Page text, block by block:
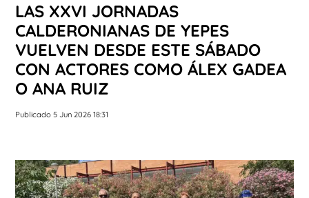
LAS XXVI JORNADAS
CALDERONIANAS DE YEPES
VUELVEN DESDE ESTE SÁBADO
CON ACTORES COMO ÁLEX GADEA
O ANA RUIZ
Publicado 5 Jun 2026 18:31